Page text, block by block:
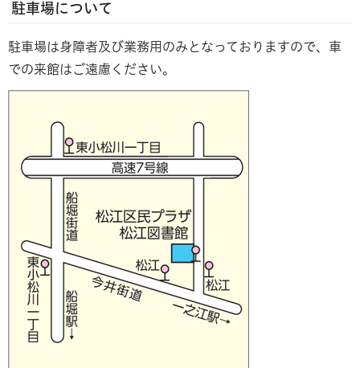
駐車場について
駐車場は身障者及び業務用のみとなっておりますので、車
での来館はご遠慮ください。